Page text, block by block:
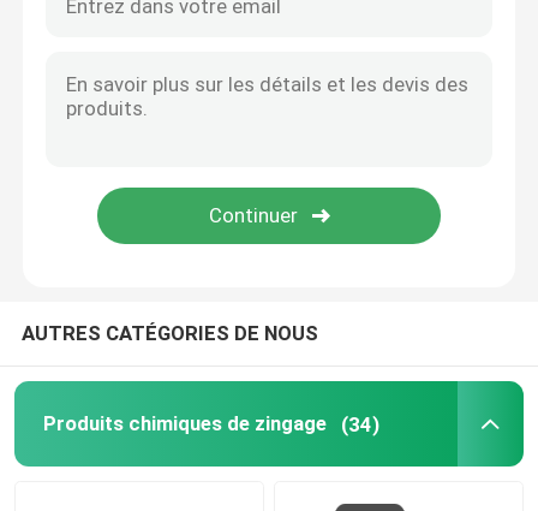
Produits chimiques de prétraitement des métaux
Produits chimiques de post-traitement
Produits chimiques fluorés
Équipement de galvanoplastie
AUTRES CATÉGORIES DE NOUS
Produits chimiques de zingage (34)